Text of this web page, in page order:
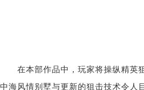
在本部作品中，玩家将操纵精英
中海风情别墅与更新的狙击技术令人